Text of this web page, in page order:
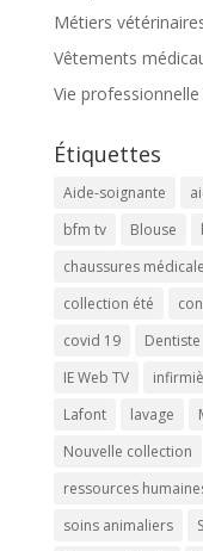
Métiers
Vêtements
Vie
Étiquettes
Aide-soignante
bfm tv
Blouse
chaussures
collection été
covid 19
Dentiste
IE Web TV
Lafont
lavage
Nouvelle collection
ressources
soins animaliers